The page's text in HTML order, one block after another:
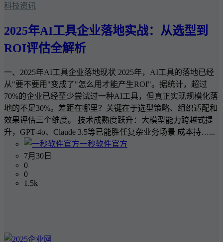
科技资讯
2025年AI工具企业落地实战：从选型到
ROI评估全解析
一、2025年AI工具企业落地现状 2025年，AI工具的落地已经
从"要不要用"变成了"怎么用才能产生ROI"。据统计，超过
70%的企业已经至少尝试过一种AI工具，但真正实现规模化落
地的不足30%。差距在哪里？关键在于选型策略、组织适配和
效果评估三个维度。 技术成熟度跃升：大模型能力跨越式提
升，GPT-4o、Claude 3.5等已能胜任复杂业务场景 成本持…...
一秒软件官方
7月30日
0
0
1.5k